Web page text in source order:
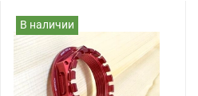
В наличии